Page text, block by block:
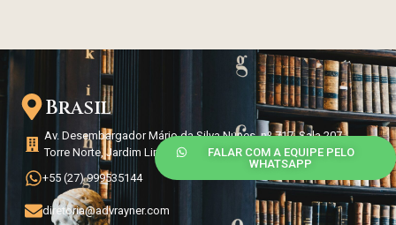
Brasil
Av. Desembargador Mário da Silva Nunes, nº 717, Sala 207,
Torre Norte, Jardim Limoeiro, Serra/ES – Brasil
+55 (27) 999535144
diretoria@advrayner.com
FALAR COM A EQUIPE PELO
WHATSAPP